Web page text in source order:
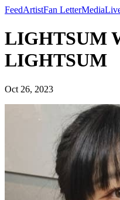
FeedArtistFan LetterMedia
LIGHTSUM
LIGHTSUM
Oct 26, 2023